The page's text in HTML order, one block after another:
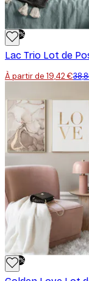
-50%
Lac Trio Lot de
À partir de 19,42 €
-50%